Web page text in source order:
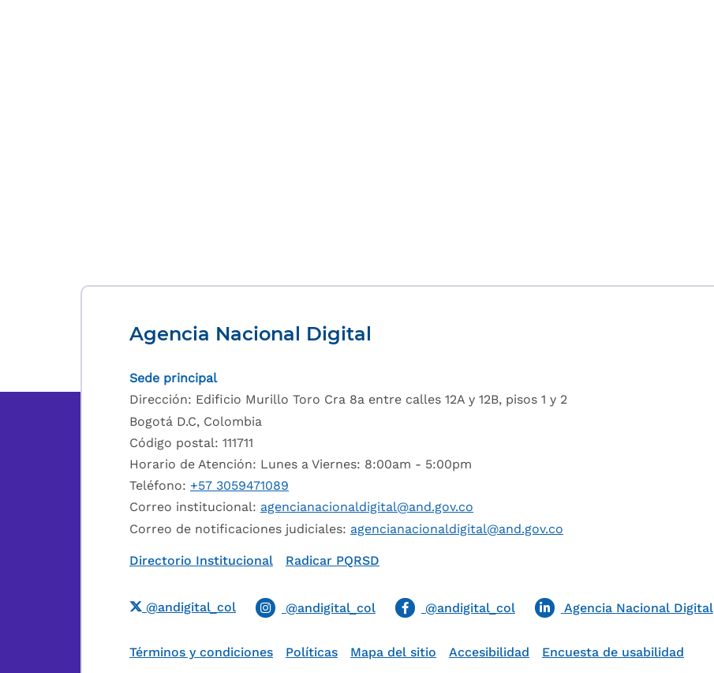
Agencia Nacional Digital
Sede principal
Dirección: Edificio Murillo Toro Cra 8a entre calles 12A y 12B, pisos 1 y 2
Bogotá D.C, Colombia
Código postal: 111711
Horario de Atención: Lunes a Viernes: 8:00am - 5:00pm
Teléfono: +57 3059471089
Correo institucional: agencianacionaldigital@and.gov.co
Correo de notificaciones judiciales: agencianacionaldigital@and.gov.co
Directorio Institucional Radicar PQRSD
@andigital_col @andigital_col @andigital_col Agencia Nacional Digital
Términos y condiciones Políticas Mapa del sitio Accesibilidad Encuesta de usabilidad